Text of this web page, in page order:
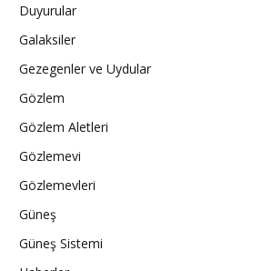
Duyurular
Galaksiler
Gezegenler ve Uydular
Gözlem
Gözlem Aletleri
Gözlemevi
Gözlemevleri
Güneş
Güneş Sistemi